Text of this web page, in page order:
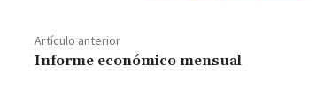
Artículo anterior
Informe económico mensual